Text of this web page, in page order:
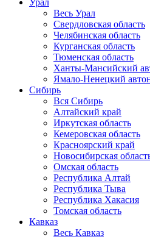
Урал
Весь Урал
Свердловская область
Челябинская область
Курганская область
Тюменская область
Ханты-Мансийский
Ямало-Ненецкий
Сибирь
Вся Сибирь
Алтайский край
Иркутская область
Кемеровская область
Красноярский край
Новосибирская
Омская область
Республика Алтай
Республика Тыва
Республика Хакасия
Томская область
Кавказ
Весь Кавказ